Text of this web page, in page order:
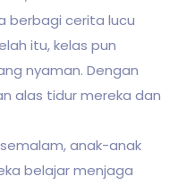
berbagi cerita lucu
itu, kelas pun
nyaman. Dengan
alas tidur mereka dan
anak-anak
belajar menjaga